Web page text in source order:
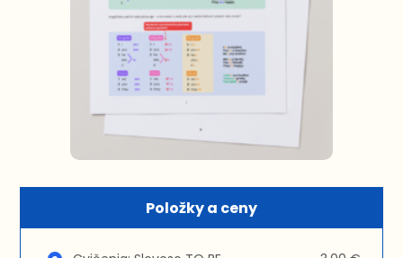
Položky a ceny